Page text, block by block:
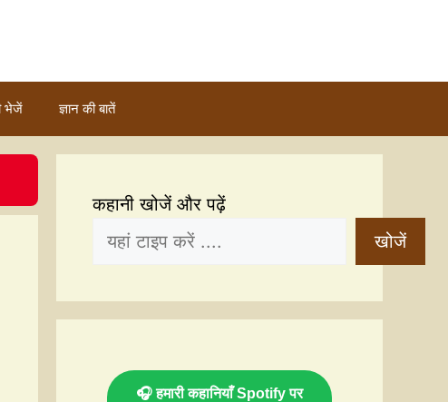
भेजें ज्ञान की बातें
कहानी खोजें और पढ़ें
खोजें
🎧 हमारी कहानियाँ Spotify पर